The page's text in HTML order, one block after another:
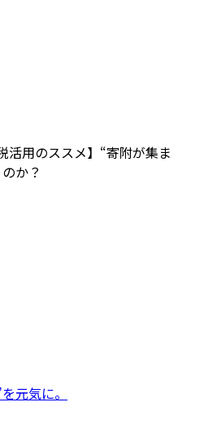
活用のススメ】“寄附が集ま
か？
元気に。